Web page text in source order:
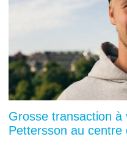
Grosse transaction
Pettersson au centre